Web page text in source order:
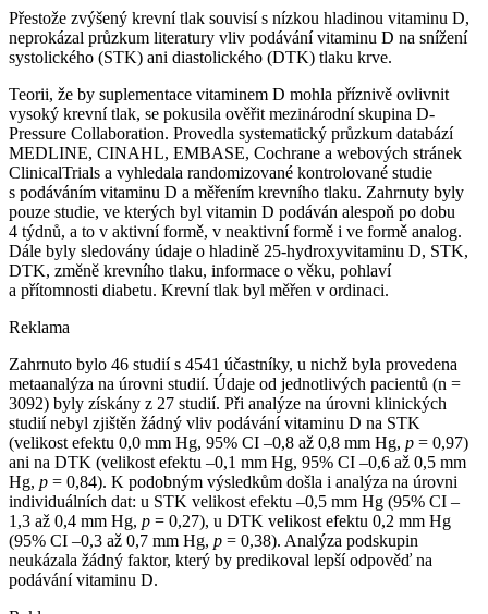
Přestože zvýšený krevní tlak souvisí s nízkou hladinou vitaminu D,
neprokázal průzkum literatury vliv podávání vitaminu D na snížení
systolického (STK) ani diastolického (DTK) tlaku krve.
Teorii, že by suplementace vitaminem D mohla příznivě ovlivnit
vysoký krevní tlak, se pokusila ověřit mezinárodní skupina D-
Pressure Collaboration. Provedla systematický průzkum databází
MEDLINE, CINAHL, EMBASE, Cochrane a webových stránek
ClinicalTrials a vyhledala randomizované kontrolované studie
s podáváním vitaminu D a měřením krevního tlaku. Zahrnuty byly
pouze studie, ve kterých byl vitamin D podáván alespoň po dobu
4 týdnů, a to v aktivní formě, v neaktivní formě i ve formě analog.
Dále byly sledovány údaje o hladině 25-hydroxyvitaminu D, STK,
DTK, změně krevního tlaku, informace o věku, pohlaví
a přítomnosti diabetu. Krevní tlak byl měřen v ordinaci.
Reklama
Zahrnuto bylo 46 studií s 4541 účastníky, u nichž byla provedena
metaanalýza na úrovni studií. Údaje od jednotlivých pacientů (n =
3092) byly získány z 27 studií. Při analýze na úrovni klinických
studií nebyl zjištěn žádný vliv podávání vitaminu D na STK
(velikost efektu 0,0 mm Hg, 95% CI –0,8 až 0,8 mm Hg, p = 0,97)
ani na DTK (velikost efektu –0,1 mm Hg, 95% CI –0,6 až 0,5 mm
Hg, p = 0,84). K podobným výsledkům došla i analýza na úrovni
individuálních dat: u STK velikost efektu –0,5 mm Hg (95% CI –
1,3 až 0,4 mm Hg, p = 0,27), u DTK velikost efektu 0,2 mm Hg
(95% CI –0,3 až 0,7 mm Hg, p = 0,38). Analýza podskupin
neukázala žádný faktor, který by predikoval lepší odpověď na
podávání vitaminu D.